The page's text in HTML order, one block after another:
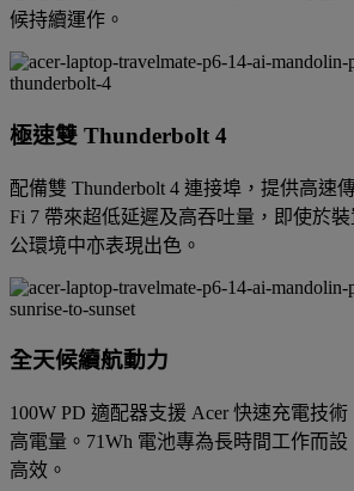
候持續運作。
極速雙 Thunderbolt 4
配備雙 Thunderbolt 4 連接埠，提供高速
Fi 7 帶來超低延遲及高吞吐量，即使於
公環境中亦表現出色。
全天候續航動力
100W PD 適配器支援 Acer 快速充電技
高電量。71Wh 電池專為長時間工作而
高效。